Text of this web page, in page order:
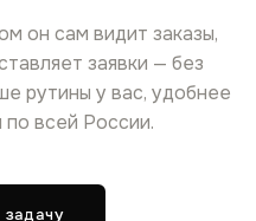
он сам видит заказы,
заявки — без
рутины у вас, удобнее
всей России.